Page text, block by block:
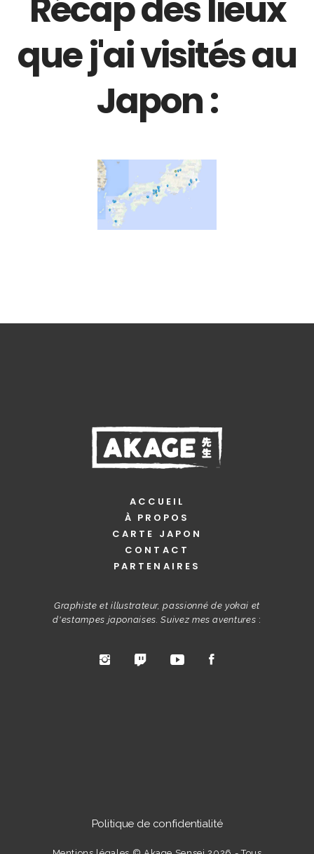
que j'ai visités au
Japon :
ACCUEIL
À PROPOS
CARTE JAPON
CONTACT
PARTENAIRES
Graphiste et illustrateur, passionné de yokai et
d'estampes japonaises. Suivez mes aventures :
Politique de confidentialité